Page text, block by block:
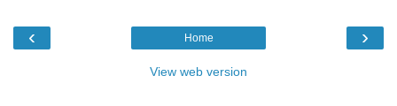
‹ ›
Home
View web version